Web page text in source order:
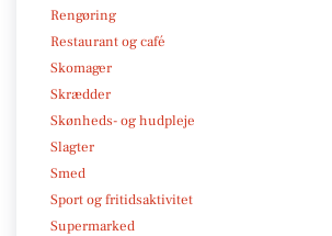
Rengøring
Restaurant og café
Skomager
Skrædder
Skønheds- og hudpleje
Slagter
Smed
Sport og fritidsaktivitet
Supermarked